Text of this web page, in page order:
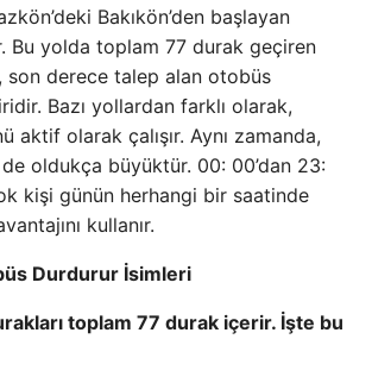
Bakıkön’den başlayan
Bu yolda toplam 77 durak geçiren
son derece talep alan otobüs
Bazı yollardan farklı olarak,
aktif olarak çalışır. Aynı zamanda,
oldukça büyüktür. 00: 00’dan 23:
kişi günün herhangi bir saatinde
kullanır.
Durdurur İsimleri
toplam 77 durak içerir. İşte bu